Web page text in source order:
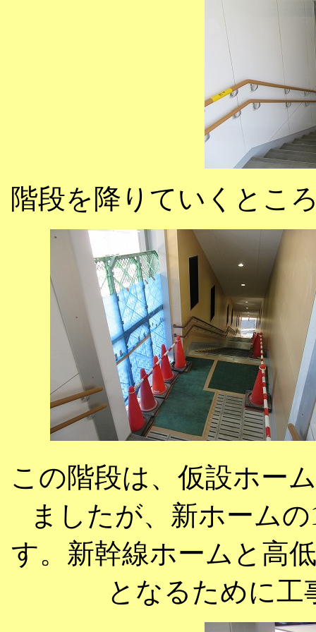
階段を降りていくとこ
この階段は、仮設ホー
ましたが、新ホーム
す。新幹線ホームと高
となるために